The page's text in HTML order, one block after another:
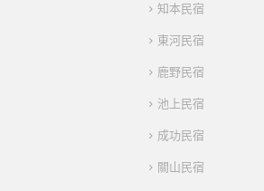
知本民宿
東河民宿
鹿野民宿
池上民宿
成功民宿
關山民宿